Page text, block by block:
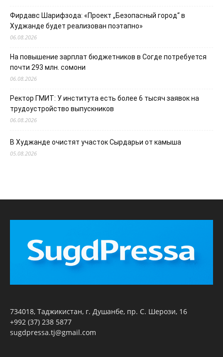
Фирдавс Шарифзода: «Проект „Безопасный город“ в
Худжанде будет реализован поэтапно»
06.08.2026
На повышение зарплат бюджетников в Согде потребуется
почти 293 млн. сомони
06.08.2026
Ректор ГМИТ: У института есть более 6 тысяч заявок на
трудоустройство выпускников
06.08.2026
В Худжанде очистят участок Сырдарьи от камыша
05.08.2026
734018, Таджикистан, г. Душанбе, пр. С. Шерози, 16
+992 (37) 238 5877
sugdpressa.tj@gmail.com